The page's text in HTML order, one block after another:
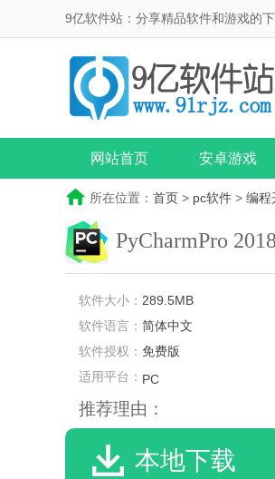
9亿软件站：分享精品软件和游戏的
网站首页 安卓游戏
所在位置： 首页 > pc软件 > 编程
PyCharmPro
软件大小： 289.5MB
软件语言： 简体中文
软件授权： 免费版
适用平台： PC
推荐理由：
本地下载